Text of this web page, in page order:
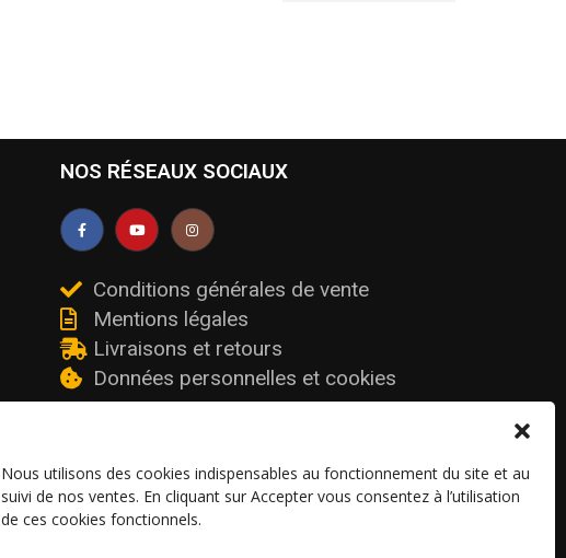
Nous utilisons des cookies indispensables au fonctionnement du site et au
suivi de nos ventes. En cliquant sur Accepter vous consentez à l’utilisation
de ces cookies fonctionnels.
NOS RÉSEAUX SOCIAUX
Conditions générales de vente
Mentions légales
Livraisons et retours
Données personnelles et cookies